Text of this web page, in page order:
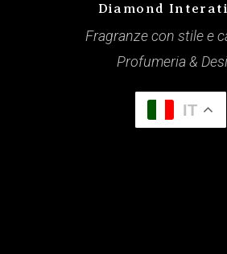
Diamond
Fragranze con stile e
Profumeria &
IT